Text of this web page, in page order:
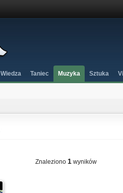
Wiedza Taniec Muzyka Sztuka
Znaleziono 1 wyników